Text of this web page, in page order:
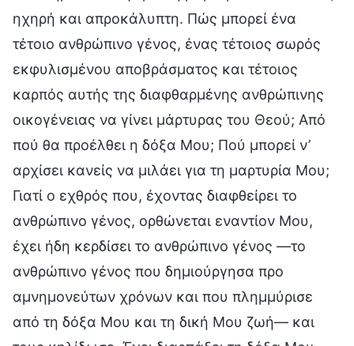
ηχηρή και απροκάλυπτη. Πώς μπορεί ένα
τέτοιο ανθρώπινο γένος, ένας τέτοιος σωρός
εκφυλισμένου αποβράσματος και τέτοιος
καρπός αυτής της διαφθαρμένης ανθρώπινης
οικογένειας να γίνει μάρτυρας του Θεού; Από
πού θα προέλθει η δόξα Μου; Πού μπορεί ν’
αρχίσει κανείς να μιλάει για τη μαρτυρία Μου;
Γιατί ο εχθρός που, έχοντας διαφθείρει το
ανθρώπινο γένος, ορθώνεται εναντίον Μου,
έχει ήδη κερδίσει το ανθρώπινο γένος —το
ανθρώπινο γένος που δημιούργησα προ
αμνημονεύτων χρόνων και που πλημμύρισε
από τη δόξα Μου και τη δική Μου ζωή— και